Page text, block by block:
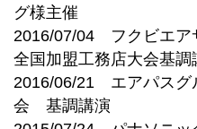
グ様主催
2016/07/04 フクビエア
全国加盟工務店大会基
2016/06/21 エアパスグ
会 基調講演